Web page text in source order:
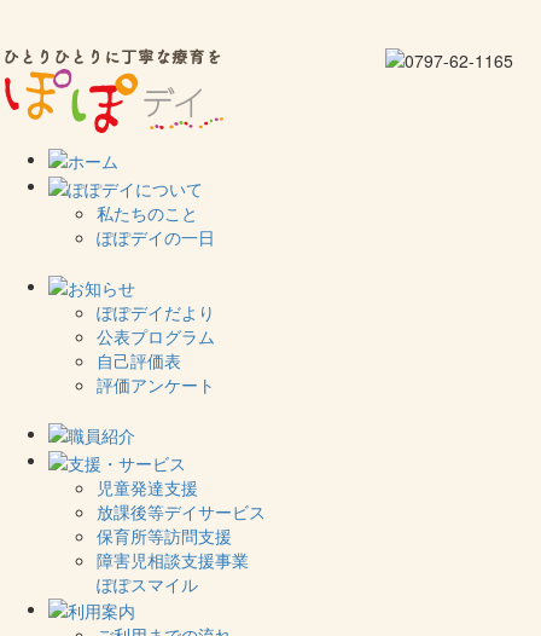
私たちのこと
ぽぽデイの一日
ぽぽデイだより
公表プログラム
自己評価表
評価アンケート
児童発達支援
放課後等デイサービス
保育所等訪問支援
障害児相談支援事業
ぽぽスマイル